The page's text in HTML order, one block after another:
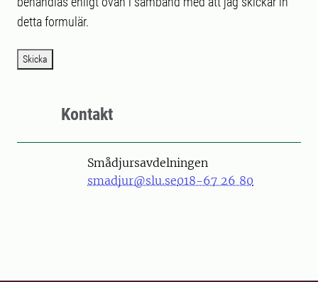
detta formulär.
Skicka
Kontakt
Smådjursavdelningen
smadjur@slu.se018-67 26 80